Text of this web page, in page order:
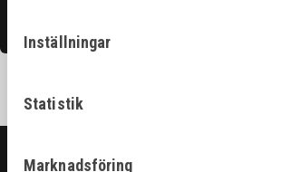
Inställningar
Statistik
Marknadsföring